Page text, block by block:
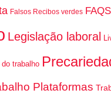
Falsos Recibos verdes FAQS
Legislação laboral
trabalho
Plataformas